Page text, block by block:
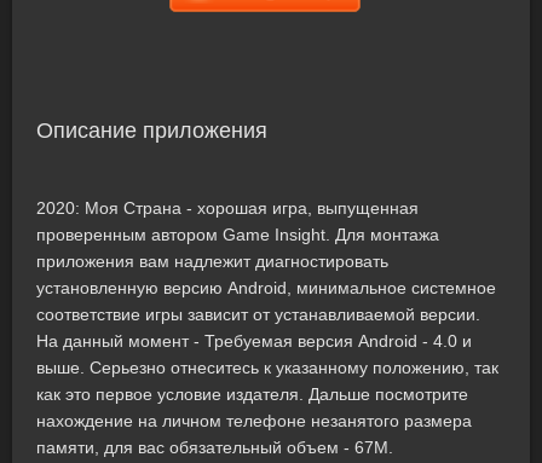
Описание приложения
2020: Моя Cтрана - хорошая игра, выпущенная
проверенным автором Game Insight. Для монтажа
приложения вам надлежит диагностировать
установленную версию Android, минимальное системное
соответствие игры зависит от устанавливаемой версии.
На данный момент - Требуемая версия Android - 4.0 и
выше. Серьезно отнеситесь к указанному положению, так
как это первое условие издателя. Дальше посмотрите
нахождение на личном телефоне незанятого размера
памяти, для вас обязательный объем - 67M.